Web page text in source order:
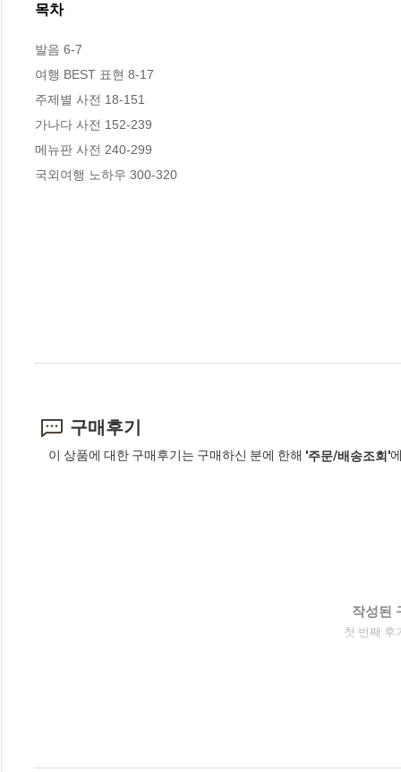
목차
발음 6-7
여행 BEST 표현 8-17
주제별 사전 18-151
가나다 사전 152-239
메뉴판 사전 240-299
국외여행 노하우 300-320
구매후기
이 상품에 대한 구매후기는 구매하신 분에 한해 '주문/배송조회'
작성된
첫 번째 후